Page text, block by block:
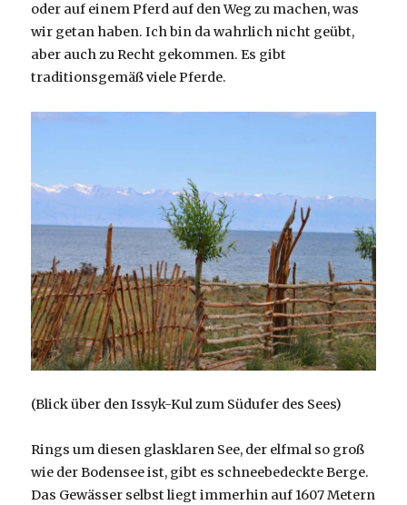
oder auf einem Pferd auf den Weg zu machen, was
wir getan haben. Ich bin da wahrlich nicht geübt,
aber auch zu Recht gekommen. Es gibt
traditionsgemäß viele Pferde.
(Blick über den Issyk-Kul zum Südufer des Sees)
Rings um diesen glasklaren See, der elfmal so groß
wie der Bodensee ist, gibt es schneebedeckte Berge.
Das Gewässer selbst liegt immerhin auf 1607 Metern